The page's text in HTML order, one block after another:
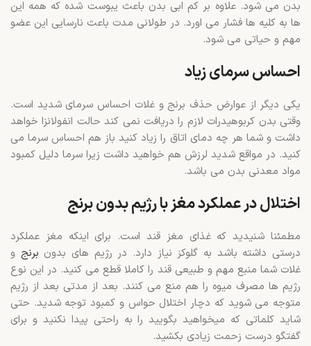
بدن می شود. علاوه بر کم ابی بدن باعث یبوست شده که همه این
ها به کلیه ها فشار می اورد. در طولانی مدت باعث نارسایی این عضو
مهم و حیاتی می شود.
احساس سرمای زیاد
یکی دیگر از عوارض حذف برنج و غلات احساس سرمای شدید است.
وقتی بدن کربوهیدرات لازم را دریافت نمی کند حالت انفولانزا خواهد
داشت و شما هر چه دمای اتاق را زیاد کنید باز هم احساس سرما می
کنید. در مواقع شدید لرزش هم خواهید داشت زیرا سرما دلیل کمبود
مواد معدنی بدن می باشد.
اختلال در عملکرد مغز با رژیم بدون برنج
مطمئنا شنیدید که غذای مغز قند است. برای اینکه مغز عملکرد
درستی داشته باشد به گلوکز نیاز دارد. در رژیم های بدون برنج و
غلات شما منبع مهم و طبیعی قند را کاملا قطع می کنید. در این نوع
رژیم ها مصرف میوه را هم منع می کنند. بعد از مدتی بعد از رژیم
متوجه می شوید که دچار اختلال حواس و کمبود توجه شدید. حتی
شاید کلماتی که میخواهید بگویید را به راحتی پیدا نکنید و برای
گفتگو درست زحمت زیادی بکشید.